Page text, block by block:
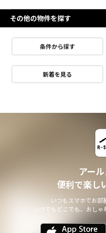
その他の物件を探す
条件から探す
新着を見る
アー
便利で楽し
いつもスマホでお部
いつでもどこでも、おしゃ